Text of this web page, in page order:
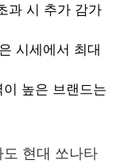
과 시 추가 감가
시세에서 최대
이 높은 브랜드는
현대 쏘나타